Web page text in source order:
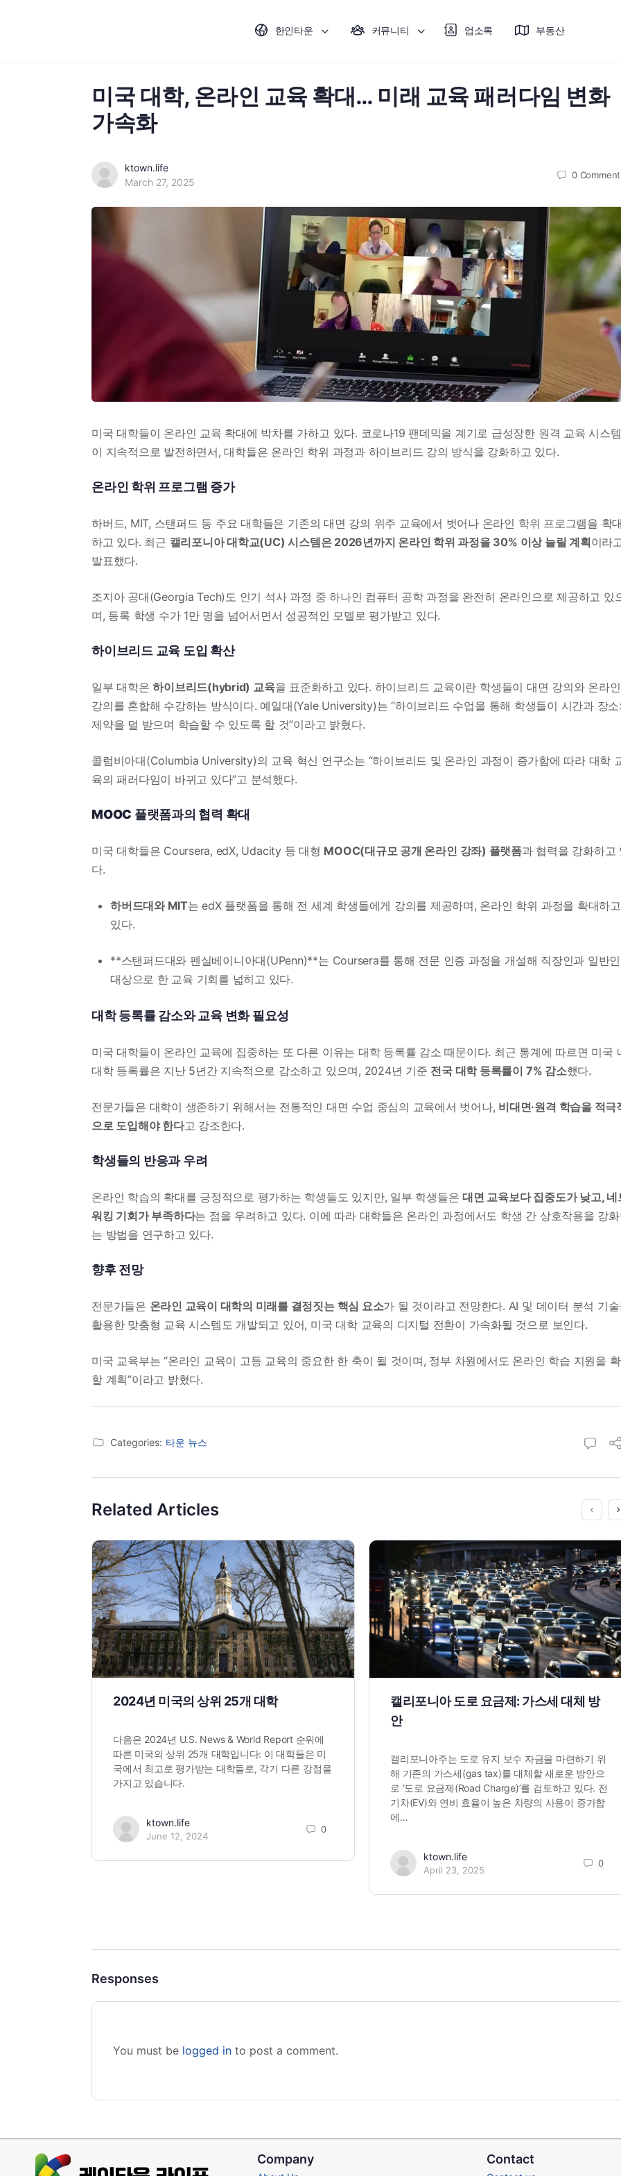
한인타운 커뮤니티 업소록 부동산
미국 대학, 온라인 교육 확대… 미래 교육 패러다임 변화
가속화
ktown.life
March 27, 2025
0
미국 대학들이 온라인 교육 확대에 박차를 가하고 있다. 코로나19 팬데믹을 계기로 급성장한 원격 교육 시스템
이 지속적으로 발전하면서, 대학들은 온라인 학위 과정과 하이브리드 강의 방식을 강화하고 있다.
온라인 학위 프로그램 증가
하버드, MIT, 스탠퍼드 등 주요 대학들은 기존의 대면 강의 위주 교육에서 벗어나 온라인 학위 프로그램을 확대
하고 있다. 최근 캘리포니아 대학교(UC) 시스템은 2026년까지 온라인 학위 과정을 30% 이상 늘릴 계획이라
발표했다.
조지아 공대(Georgia Tech)도 인기 석사 과정 중 하나인 컴퓨터 공학 과정을 완전히 온라인으로 제공하고 있
며, 등록 학생 수가 1만 명을 넘어서면서 성공적인 모델로 평가받고 있다.
하이브리드 교육 도입 확산
일부 대학은하이브리드(hybrid) 교육을 표준화하고 있다. 하이브리드 교육이란 학생들이 대면 강의와 온라인
강의를 혼합해 수강하는 방식이다. 예일대(Yale University)는 “하이브리드 수업을 통해 학생들이 시간과 장소
제약을 덜 받으며 학습할 수 있도록 할 것”이라고 밝혔다.
콜럼비아대(Columbia University)의 교육 혁신 연구소는 “하이브리드 및 온라인 과정이 증가함에 따라 대학
육의 패러다임이 바뀌고 있다”고 분석했다.
MOOC 플랫폼과의 협력 확대
미국 대학들은 Coursera, edX, Udacity 등 대형 MOOC(대규모 공개 온라인 강좌) 플랫폼과 협력을 강화하고
다.
하버드대와 MIT는 edX 플랫폼을 통해 전 세계 학생들에게 강의를 제공하며, 온라인 학위 과정을 확대하고
있다.
**스탠퍼드대와 펜실베이니아대(UPenn)**는 Coursera를 통해 전문 인증 과정을 개설해 직장인과 일반
대상으로 한 교육 기회를 넓히고 있다.
대학 등록률 감소와 교육 변화 필요성
미국 대학들이 온라인 교육에 집중하는 또 다른 이유는 대학 등록률 감소 때문이다. 최근 통계에 따르면 미국
대학 등록률은 지난 5년간 지속적으로 감소하고 있으며, 2024년 기준 전국 대학 등록률이 7% 감소했다.
전문가들은 대학이 생존하기 위해서는 전통적인 대면 수업 중심의 교육에서 벗어나, 비대면·원격 학습을 적극
으로 도입해야 한다고 강조한다.
학생들의 반응과 우려
온라인 학습의 확대를 긍정적으로 평가하는 학생들도 있지만, 일부 학생들은대면 교육보다 집중도가 낮고, 네
워킹 기회가 부족하다는 점을 우려하고 있다. 이에 따라 대학들은 온라인 과정에서도 학생 간 상호작용을 강
는 방법을 연구하고 있다.
향후 전망
전문가들은 온라인 교육이 대학의 미래를 결정짓는 핵심 요소가 될 것이라고 전망한다. AI 및 데이터 분석 기술
활용한 맞춤형 교육 시스템도 개발되고 있어, 미국 대학 교육의 디지털 전환이 가속화될 것으로 보인다.
미국 교육부는 “온라인 교육이 고등 교육의 중요한 한 축이 될 것이며, 정부 차원에서도 온라인 학습 지원을
할 계획”이라고 밝혔다.
Categories: 타운 뉴스
Related Articles
2024년 미국의 상위 25개 대학
다음은 2024년 U.S. News & World Report 순위에
따른 미국의 상위 25개 대학입니다: 이 대학들은 미
국에서 최고로 평가받는 대학들로, 각기 다른 강점을
가지고 있습니다.
ktown.life
June 12, 2024
0
캘리포니아 도로 요금제: 가스세 대체 방
안
캘리포니아주는 도로 유지 보수 자금을 마련하기 위
해 기존의 가스세(gas tax)를 대체할 새로운 방안으
로 ‘도로 요금제(Road Charge)’를 검토하고 있다. 전
기차(EV)와 연비 효율이 높은 차량의 사용이 증가함
에…
ktown.life
April 23, 2025
0
Responses
You must be logged in to post a comment.
Company Contact